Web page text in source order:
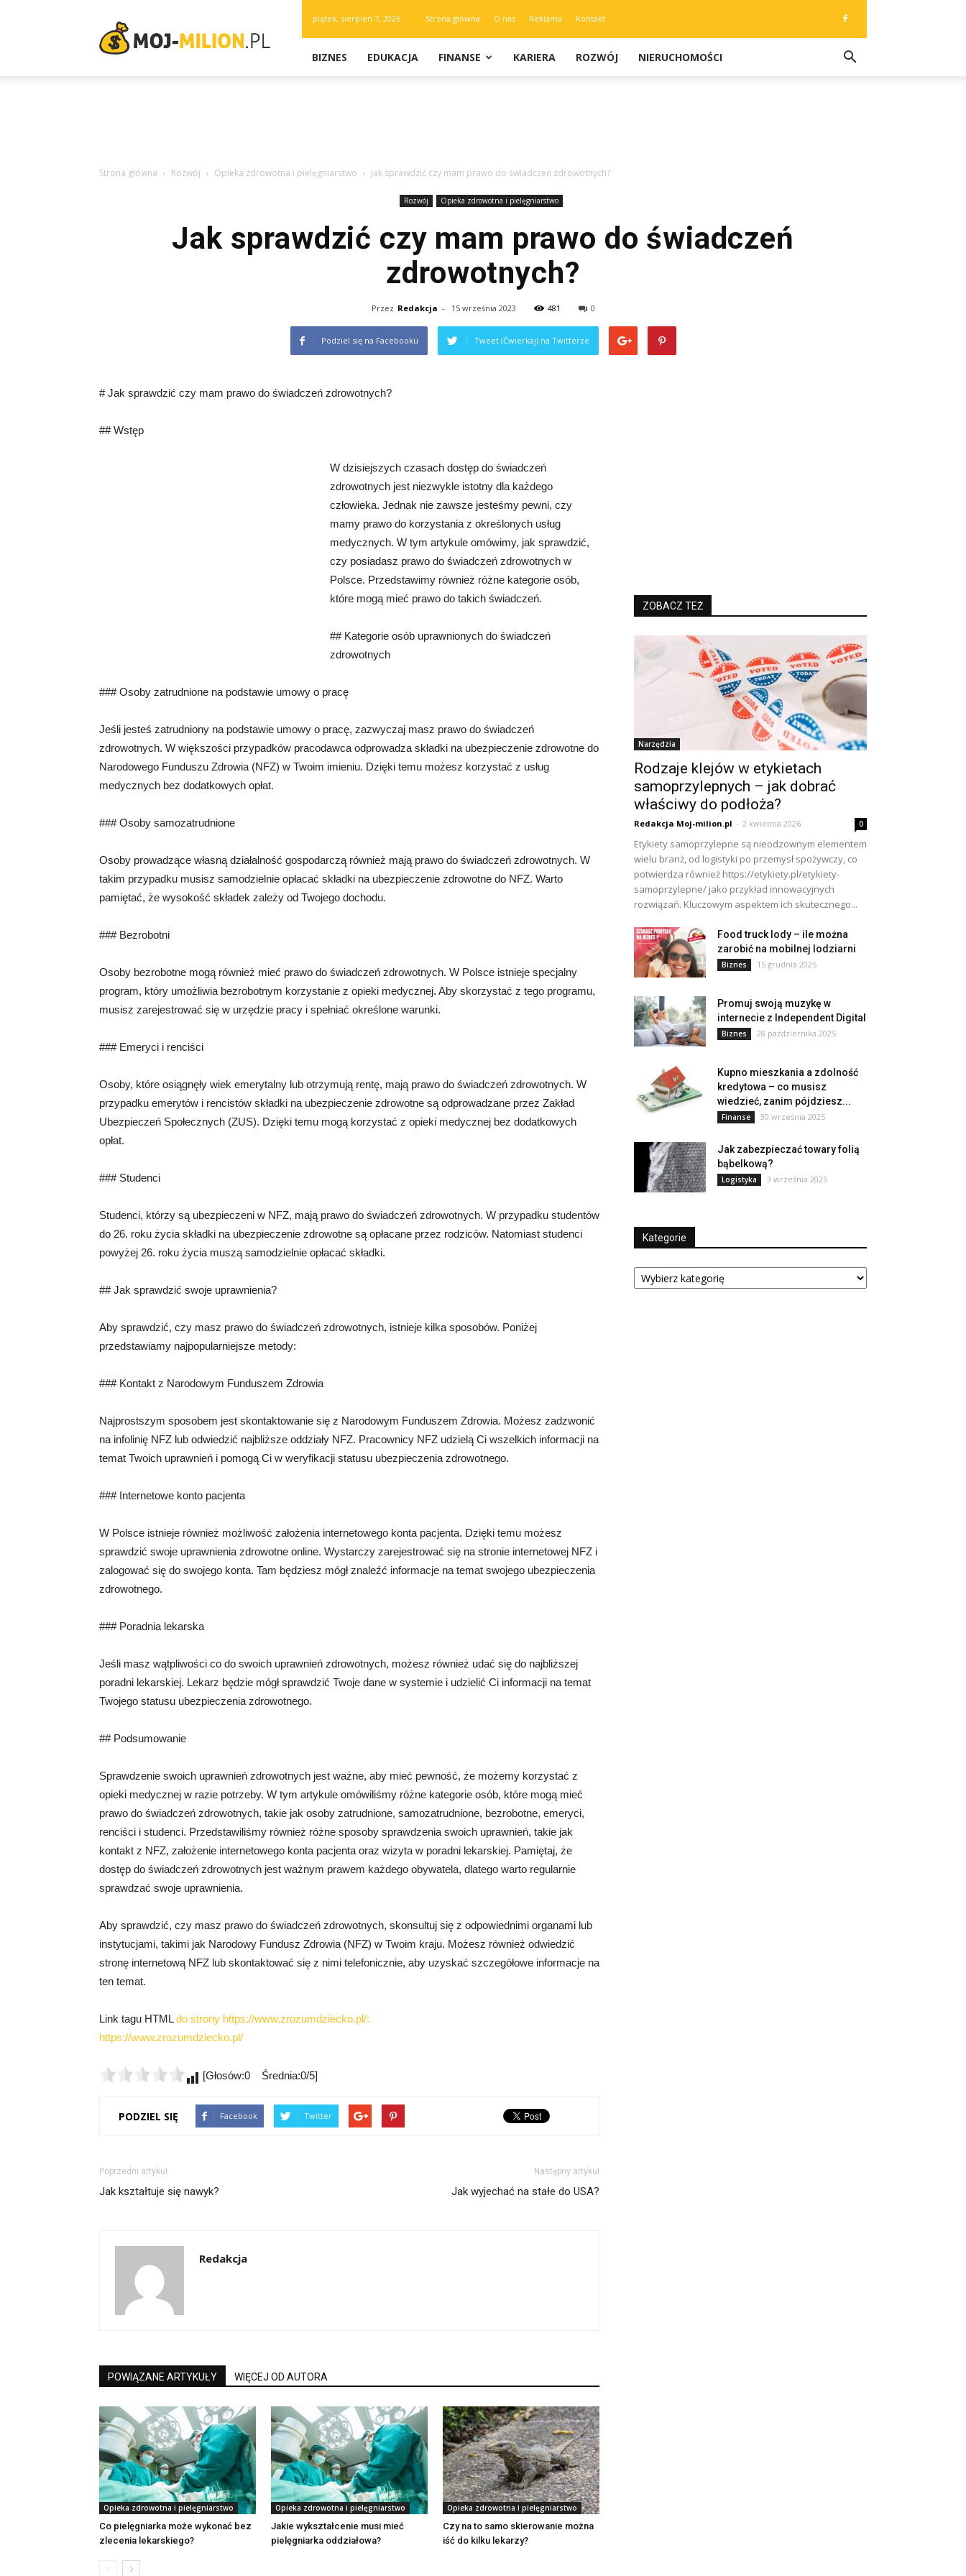
milion.pl
piątek, sierpień 7, 2026 Strona główna O nas Reklama Kontakt
BIZNES EDUKACJA FINANSE KARIERA ROZWÓJ NIERUCHOMOŚCI
Strona główna Rozwój Opieka zdrowotna i pielęgniarstwo Jak sprawdzić czy mam prawo do świadczeń zdrowotnych?
Rozwój Opieka zdrowotna i pielęgniarstwo
Jak sprawdzić czy mam prawo do świadczeń
zdrowotnych?
Przez Redakcja - 15 września 2023 481 0
Podziel się na Facebooku Tweet (Ćwierkaj) na Twitterze
# Jak sprawdzić czy mam prawo do świadczeń zdrowotnych?
## Wstęp
W dzisiejszych czasach dostęp do świadczeń
zdrowotnych jest niezwykle istotny dla każdego
człowieka. Jednak nie zawsze jesteśmy pewni, czy
mamy prawo do korzystania z określonych usług
medycznych. W tym artykule omówimy, jak sprawdzić,
czy posiadasz prawo do świadczeń zdrowotnych w
Polsce. Przedstawimy również różne kategorie osób,
które mogą mieć prawo do takich świadczeń.
## Kategorie osób uprawnionych do świadczeń
zdrowotnych
### Osoby zatrudnione na podstawie umowy o pracę
Jeśli jesteś zatrudniony na podstawie umowy o pracę, zazwyczaj masz prawo do świadczeń
zdrowotnych. W większości przypadków pracodawca odprowadza składki na ubezpieczenie zdrowotne do
Narodowego Funduszu Zdrowia (NFZ) w Twoim imieniu. Dzięki temu możesz korzystać z usług
medycznych bez dodatkowych opłat.
### Osoby samozatrudnione
Osoby prowadzące własną działalność gospodarczą również mają prawo do świadczeń zdrowotnych. W
takim przypadku musisz samodzielnie opłacać składki na ubezpieczenie zdrowotne do NFZ. Warto
pamiętać, że wysokość składek zależy od Twojego dochodu.
### Bezrobotni
Osoby bezrobotne mogą również mieć prawo do świadczeń zdrowotnych. W Polsce istnieje specjalny
program, który umożliwia bezrobotnym korzystanie z opieki medycznej. Aby skorzystać z tego programu,
musisz zarejestrować się w urzędzie pracy i spełniać określone warunki.
### Emeryci i renciści
Osoby, które osiągnęły wiek emerytalny lub otrzymują rentę, mają prawo do świadczeń zdrowotnych. W
przypadku emerytów i rencistów składki na ubezpieczenie zdrowotne są odprowadzane przez Zakład
Ubezpieczeń Społecznych (ZUS). Dzięki temu mogą korzystać z opieki medycznej bez dodatkowych
opłat.
### Studenci
Studenci, którzy są ubezpieczeni w NFZ, mają prawo do świadczeń zdrowotnych. W przypadku studentów
do 26. roku życia składki na ubezpieczenie zdrowotne są opłacane przez rodziców. Natomiast studenci
powyżej 26. roku życia muszą samodzielnie opłacać składki.
## Jak sprawdzić swoje uprawnienia?
Aby sprawdzić, czy masz prawo do świadczeń zdrowotnych, istnieje kilka sposobów. Poniżej
przedstawiamy najpopularniejsze metody:
### Kontakt z Narodowym Funduszem Zdrowia
Najprostszym sposobem jest skontaktowanie się z Narodowym Funduszem Zdrowia. Możesz zadzwonić
na infolinię NFZ lub odwiedzić najbliższe oddziały NFZ. Pracownicy NFZ udzielą Ci wszelkich informacji na
temat Twoich uprawnień i pomogą Ci w weryfikacji statusu ubezpieczenia zdrowotnego.
### Internetowe konto pacjenta
W Polsce istnieje również możliwość założenia internetowego konta pacjenta. Dzięki temu możesz
sprawdzić swoje uprawnienia zdrowotne online. Wystarczy zarejestrować się na stronie internetowej NFZ i
zalogować się do swojego konta. Tam będziesz mógł znaleźć informacje na temat swojego ubezpieczenia
zdrowotnego.
### Poradnia lekarska
Jeśli masz wątpliwości co do swoich uprawnień zdrowotnych, możesz również udać się do najbliższej
poradni lekarskiej. Lekarz będzie mógł sprawdzić Twoje dane w systemie i udzielić Ci informacji na temat
Twojego statusu ubezpieczenia zdrowotnego.
## Podsumowanie
Sprawdzenie swoich uprawnień zdrowotnych jest ważne, aby mieć pewność, że możemy korzystać z
opieki medycznej w razie potrzeby. W tym artykule omówiliśmy różne kategorie osób, które mogą mieć
prawo do świadczeń zdrowotnych, takie jak osoby zatrudnione, samozatrudnione, bezrobotne, emeryci,
renciści i studenci. Przedstawiliśmy również różne sposoby sprawdzenia swoich uprawnień, takie jak
kontakt z NFZ, założenie internetowego konta pacjenta oraz wizyta w poradni lekarskiej. Pamiętaj, że
dostęp do świadczeń zdrowotnych jest ważnym prawem każdego obywatela, dlatego warto regularnie
sprawdzać swoje uprawnienia.
Aby sprawdzić, czy masz prawo do świadczeń zdrowotnych, skonsultuj się z odpowiednimi organami lub
instytucjami, takimi jak Narodowy Fundusz Zdrowia (NFZ) w Twoim kraju. Możesz również odwiedzić
stronę internetową NFZ lub skontaktować się z nimi telefonicznie, aby uzyskać szczegółowe informacje na
ten temat.
Link tagu HTMLdo strony https://www.zrozumdziecko.pl/:
https://www.zrozumdziecko.pl/
[Głosów:0 Średnia:0/5]
PODZIEL SIĘ Facebook Twitter
Poprzedni artykuł
Jak kształtuje się nawyk?
Następny artykuł
Jak wyjechać na stałe do USA?
Redakcja
POWIĄZANE ARTYKUŁY WIĘCEJ OD AUTORA
Opieka zdrowotna i pielęgniarstwo
Co pielęgniarka może wykonać bez
zlecenia lekarskiego?
Opieka zdrowotna i pielęgniarstwo
Jakie wykształcenie musi mieć
pielęgniarka oddziałowa?
Opieka zdrowotna i pielęgniarstwo
Czy na to samo skierowanie można
iść do kilku lekarzy?
ZOBACZ TEŻ
Narzędzia
Rodzaje klejów w etykietach
samoprzylepnych – jak dobrać
właściwy do podłoża?
Redakcja Moj-milion.pl - 2 kwietnia 2026 0
Etykiety samoprzylepne są nieodzownym elementem
wielu branż, od logistyki po przemysł spożywczy, co
potwierdza również https://etykiety.pl/etykiety-
samoprzylepne/ jako przykład innowacyjnych
rozwiązań. Kluczowym aspektem ich skutecznego...
Food truck lody – ile można
zarobić na mobilnej lodziarni
Biznes 15 grudnia 2025
Promuj swoją muzykę w
internecie z Independent Digital
Biznes 28 października 2025
Kupno mieszkania a zdolność
kredytowa – co musisz
wiedzieć, zanim pójdziesz...
Finanse 30 września 2025
Jak zabezpieczać towary folią
bąbelkową?
Logistyka 3 września 2025
Kategorie
Kategorie